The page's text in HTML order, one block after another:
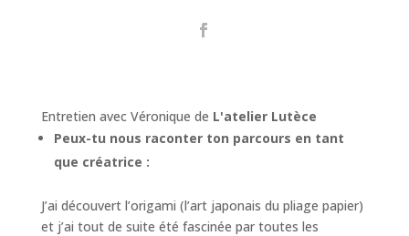
Entretien avec Véronique de L'atelier Lutèce
Peux-tu nous raconter ton parcours en tant
que créatrice :
J’ai découvert l’origami (l’art japonais du pliage papier)
et j’ai tout de suite été fascinée par toutes les